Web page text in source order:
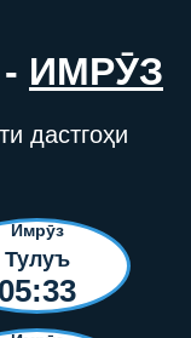
- ИМРӮЗ
дастгоҳи
Имрӯз
Тулуъ
05:33